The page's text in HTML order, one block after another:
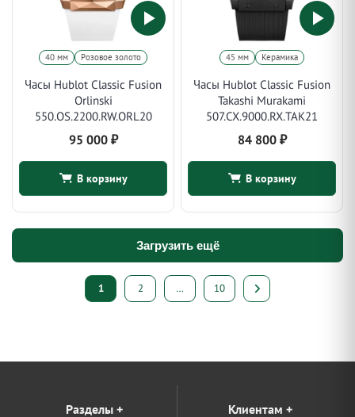
40 мм Розовое золото
Часы Hublot Classic Fusion
Orlinski
550.OS.2200.RW.ORL20
95 000 ₽
В корзину
45 мм Керамика
Часы Hublot Classic Fusion
Takashi Murakami
507.CX.9000.RX.TAK21
84 800 ₽
В корзину
Загрузить ещё
Пагинация
1 2 … 10
Разделы + Клиентам +